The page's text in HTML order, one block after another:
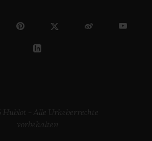
Hublot – Alle Urheberrechte
vorbehalten